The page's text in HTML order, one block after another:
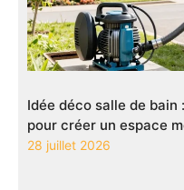
Idée déco salle de
pour créer un espace
28 juillet 2026